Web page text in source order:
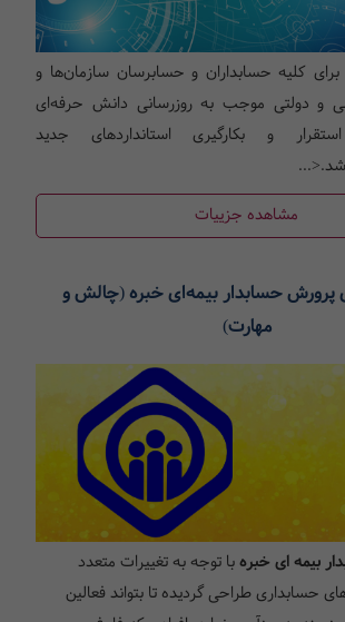
برای کلیه حسابداران و حسابرسان سازمان‌ها و
دولتی موجب به روزرسانی دانش حرفه‌ای
و بکارگیری استانداردهای جدید
مشاهده جزییات
حسابدار بیمه‌ای خبره (چالش و
مهارت)
بیمه ای خبرهبا توجه به تغییرات متعدد
حسابداری طراحی گردیده تا بتواند فعالین